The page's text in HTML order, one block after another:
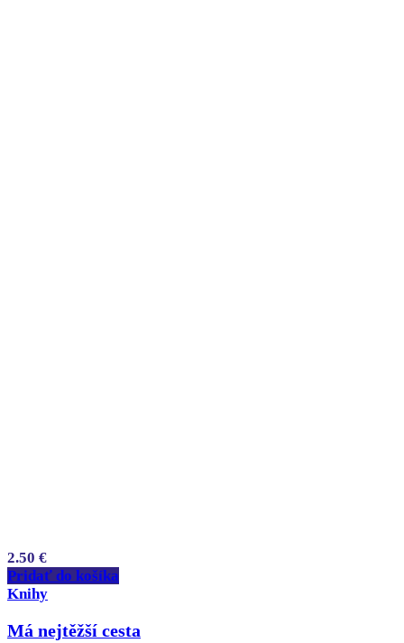
2.50 €
Pridať do košíka
Knihy
Má nejtěžší cesta